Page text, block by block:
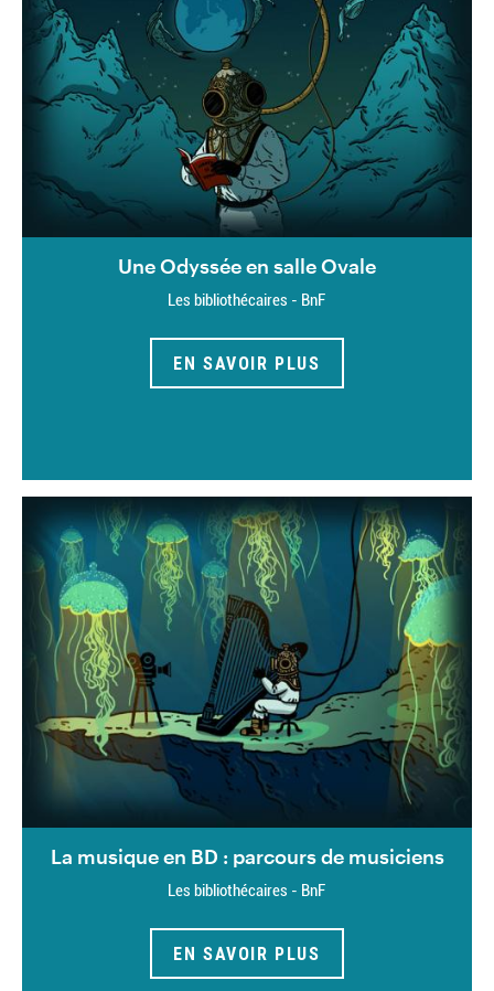
Une Odyssée en salle Ovale
Les bibliothécaires - BnF
EN SAVOIR PLUS
La musique en BD : parcours de musiciens
Les bibliothécaires - BnF
EN SAVOIR PLUS